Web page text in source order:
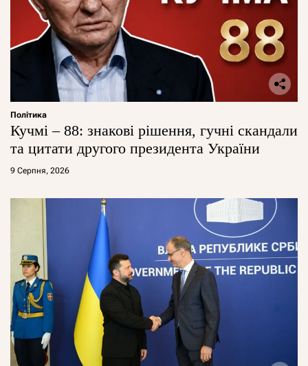
Політика
Кучмі – 88: знакові рішення, гучні скандали
та цитати другого президента України
9 Серпня, 2026